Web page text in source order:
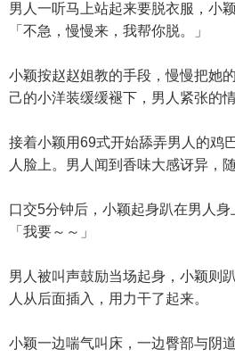
男人一听马上站起来要脱衣服，小
「不急，慢慢来，我帮你脱。」
小颖按赵赵姐教的手段，慢慢把她
己的小洋装缓缓褪下，男人紧张的
接着小颖用69式开始舔弄男人的鸡
人脸上。男人闻到香味大感讶异，
口交5分钟后，小颖起身趴在男人身
「我要～～」
男人被叫声鼓励当场起身，小颖则
人从后面插入，用力干了起来。
小颖一边喘气叫床，一边臀部与阴